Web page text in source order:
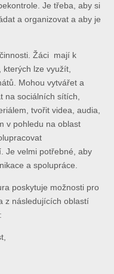
Je třeba, aby si
a organizovat a aby je
Žáci mají k
lze využít,
Mohou vytvářet a
na sociálních sítích,
tvořit videa, audia,
v pohledu na oblast
Je velmi potřebné, aby
a spolupráce.
poskytuje možnosti pro
z následujících oblastí